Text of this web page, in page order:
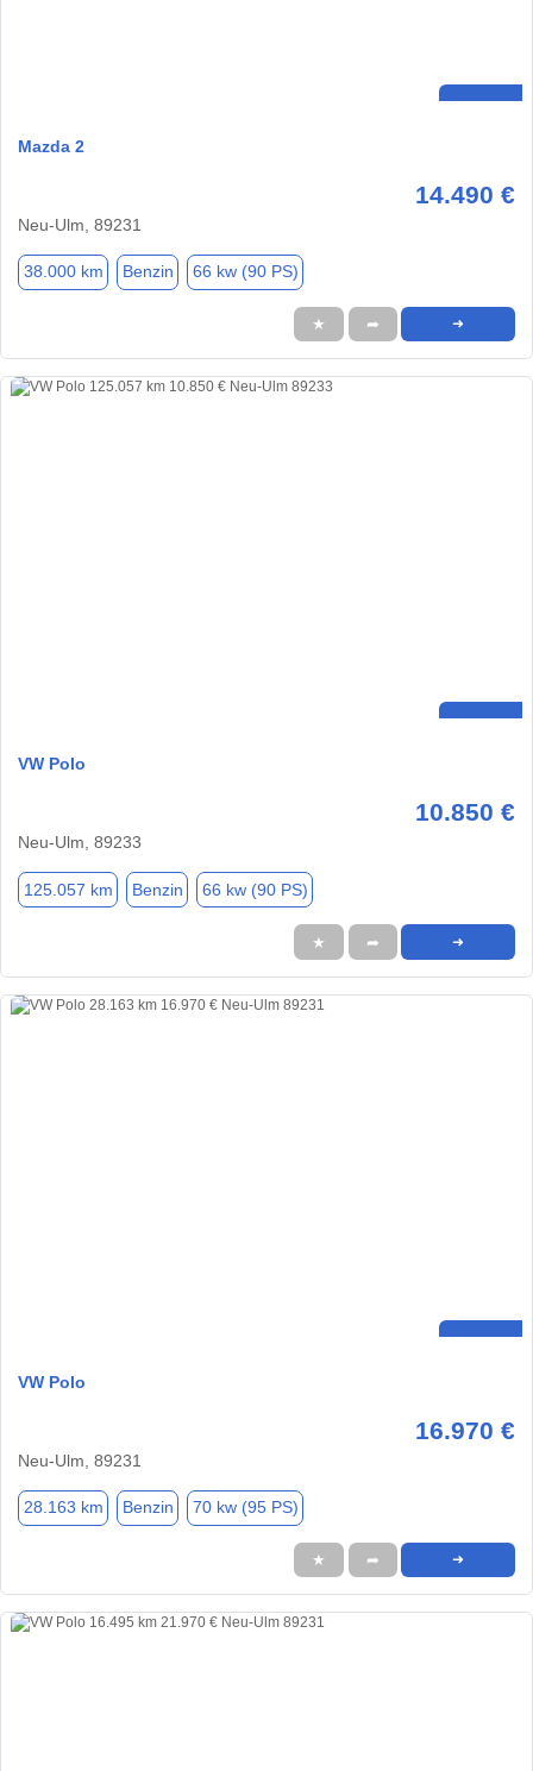
Mazda 2
14.490 €
Neu-Ulm, 89231
38.000 km Benzin 66 kw (90 PS)
★ ➦ ➜
VW Polo
10.850 €
Neu-Ulm, 89233
125.057 km Benzin 66 kw (90 PS)
★ ➦ ➜
VW Polo
16.970 €
Neu-Ulm, 89231
28.163 km Benzin 70 kw (95 PS)
★ ➦ ➜